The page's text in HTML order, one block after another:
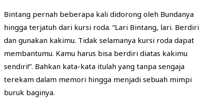
Bintang pernah beberapa kali didorong oleh Bundanya
hingga terjatuh dari kursi roda. “Lari Bintang, lari. Berdiri
dan gunakan kakimu. Tidak selamanya kursi roda dapat
membantumu. Kamu harus bisa berdiri diatas kakimu
sendiri!”. Bahkan kata-kata itulah yang tanpa sengaja
terekam dalam memori hingga menjadi sebuah mimpi
buruk baginya.